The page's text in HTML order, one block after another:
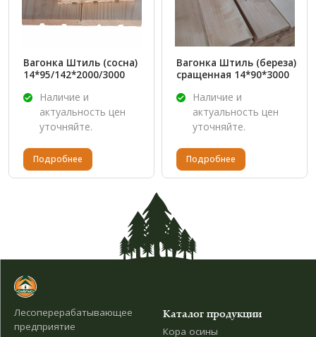
Вагонка Штиль (сосна)
14*95/142*2000/3000
Наличие и
актуальность цен
уточняйте.
Подробнее
Вагонка Штиль (береза)
сращенная 14*90*3000
Наличие и
актуальность цен
уточняйте.
Подробнее
Лесоперерабатывающее
предприятие
Каталог продукции
Кора осины